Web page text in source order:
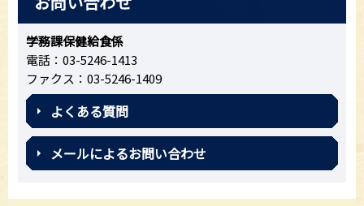
学務課保健給食係
電話：03-5246-1413
ファクス：03-5246-1409
よくある質問
メールによるお問い合わせ